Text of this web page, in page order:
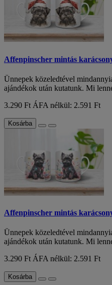
Affenpinscher mintás
Ünnepek közeledtével
ajándékok után kutatunk. Mi
3.290 Ft ÁFA nélkül: 2.591 Ft
Kosárba
Affenpinscher mintás
Ünnepek közeledtével
ajándékok után kutatunk. Mi
3.290 FtÁFA nélkül: 2.591 Ft
Kosárba